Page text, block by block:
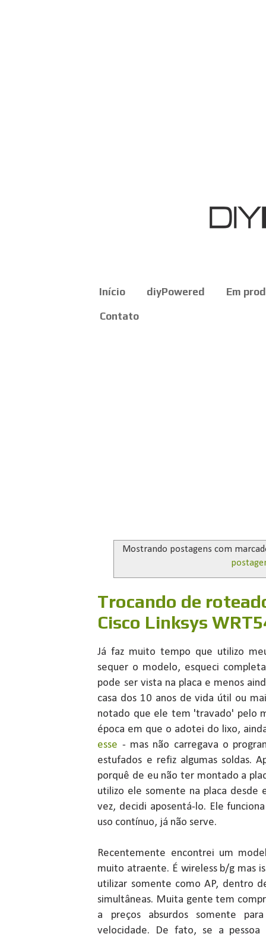
Início diyPowered Em
Contato
Mostrando postagens com
Trocando de
Cisco Linksys
Já faz muito tempo que utilizo
sequer o modelo, esqueci
pode ser vista na placa e menos
casa dos 10 anos de vida útil ou
notado que ele tem 'travado' pelo
época em que o adotei do lixo,
esse - mas não carregava o
estufados e refiz algumas soldas.
porquê de eu não ter montado a
utilizo ele somente na placa desde
vez, decidi aposentá-lo. Ele
uso contínuo, já não serve.
Recentemente encontrei um
muito atraente. É wireless b/g mas
utilizar somente como AP, dentro
simultâneas. Muita gente tem
a preços absurdos somente
velocidade. De fato, se a